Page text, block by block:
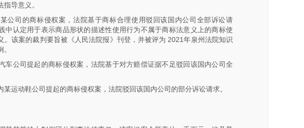
导意义。
公司的商标侵权案，法院基于商标合理使用驳回该国内公司全部诉讼请
中认定用于表示商品形状的描述性使用行为不属于商标法意义上的商标使
。该案的裁判要旨被《人民法院报》刊登，并被评为 2021年泉州法院知识
车公司提起的商标侵权案，法院基于对方赔偿证据不足驳回该国内公司全
运动鞋公司提起的商标侵权案，法院驳回该国内公司的部分诉讼请求。